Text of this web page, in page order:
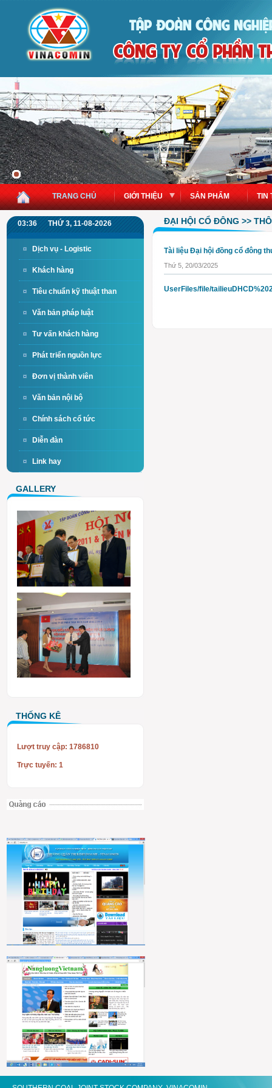
TRANG CHỦ GIỚI THIỆU SẢN PHẨM TIN
03:36 THỨ 3, 11-08-2026
Dịch vụ - Logistic
Khách hàng
Tiêu chuẩn kỹ thuật than
Văn bản pháp luật
Tư vấn khách hàng
Phát triển nguồn lực
Đơn vị thành viên
Văn bản nội bộ
Chính sách cổ tức
Diễn đàn
Link hay
GALLERY
THỐNG KÊ
Lượt truy cập: 1786810
Trực tuyến: 1
ĐẠI HỘI CỔ ĐÔNG >>
Tài liệu Đại hội đồng cổ đông
Thứ 5, 20/03/2025
UserFiles/file/